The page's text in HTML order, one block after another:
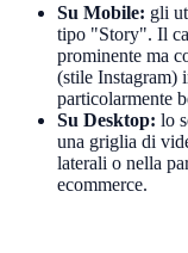
Su Mobile: gli
tipo "Story". Il
prominente ma
(stile Instagram)
particolarmente
Su Desktop: lo
una griglia di
laterali o nella
ecommerce.